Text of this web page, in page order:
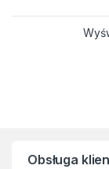
Obsługa